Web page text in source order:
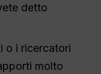
detto
o i ricercatori
molto